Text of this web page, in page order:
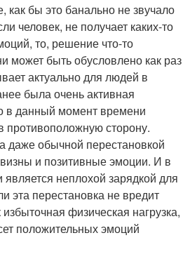
как бы это банально не звучало
человек, не получает каких-то
то, решение что-то
может быть обусловлено как раз
актуально для людей в
была очень активная
в данный момент времени
противоположную сторону.
даже обычной перестановкой
и позитивные эмоции. И в
неплохой зарядкой для
эта перестановка не вредит
физическая нагрузка,
положительных эмоций